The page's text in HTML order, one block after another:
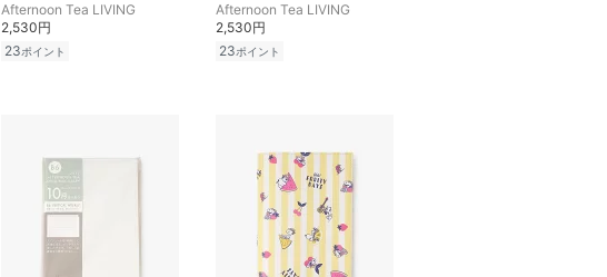
Afternoon Tea LIVING
2,530円
23ポイント
Afternoon Tea LIVING
2,530円
23ポイント